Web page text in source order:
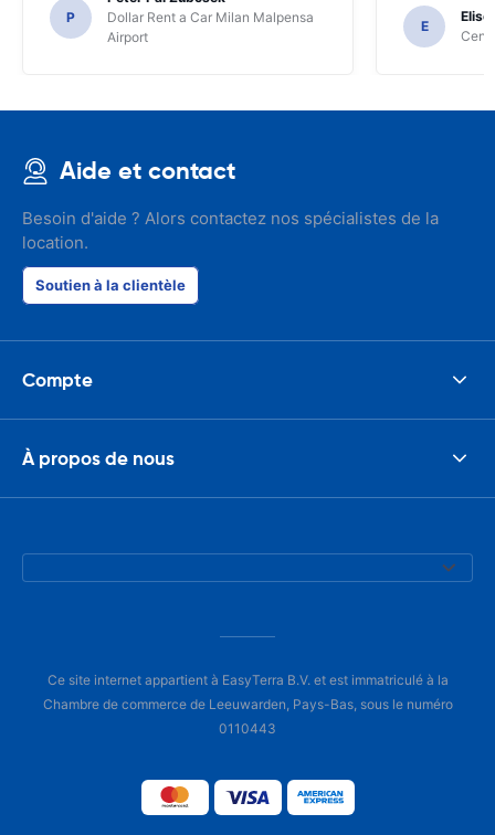
P
Dollar Rent a Car Milan Malpensa
Airport
E
Aide et contact
Besoin d'aide ? Alors contactez nos spécialistes de la
location.
Soutien à la clientèle
Compte
À propos de nous
Ce site internet appartient à EasyTerra B.V. et est immatriculé à la
Chambre de commerce de Leeuwarden, Pays-Bas, sous le numéro
0110443